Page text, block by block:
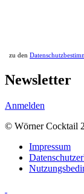
zu den
Newsletter
Anmelden
© Wörner Cocktail
Impressum